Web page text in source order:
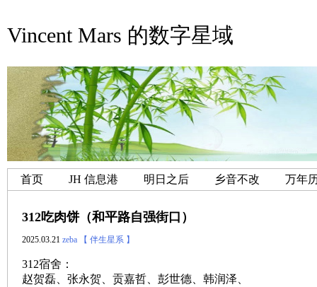
Vincent Mars 的数字星域
首页 JH 信息港 明日之后 乡音不改 万年
312吃肉饼（和平路自强街口）
2025.03.21 zeba 【 伴生星系 】
312宿舍：
赵贺磊、张永贺、贡嘉哲、彭世德、韩润泽、